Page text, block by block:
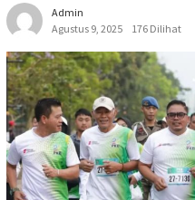
Admin
Agustus 9, 2025
176 Dilihat